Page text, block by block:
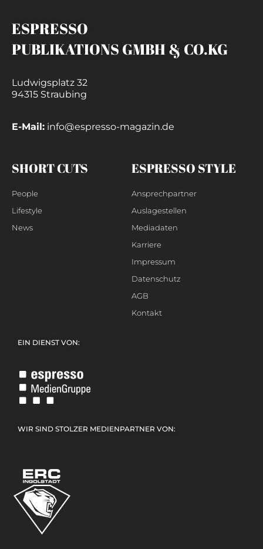
ESPRESSO
PUBLIKATIONS GMBH & CO.KG
Ludwigsplatz 32
94315 Straubing
E-Mail: info@espresso-magazin.de
SHORT CUTS
People
Lifestyle
News
ESPRESSO STYLE
Ansprechpartner
Auslagestellen
Mediadaten
Karriere
Impressum
Datenschutz
AGB
Kontakt
EIN DIENST VON:
WIR SIND STOLZER MEDIENPARTNER VON: